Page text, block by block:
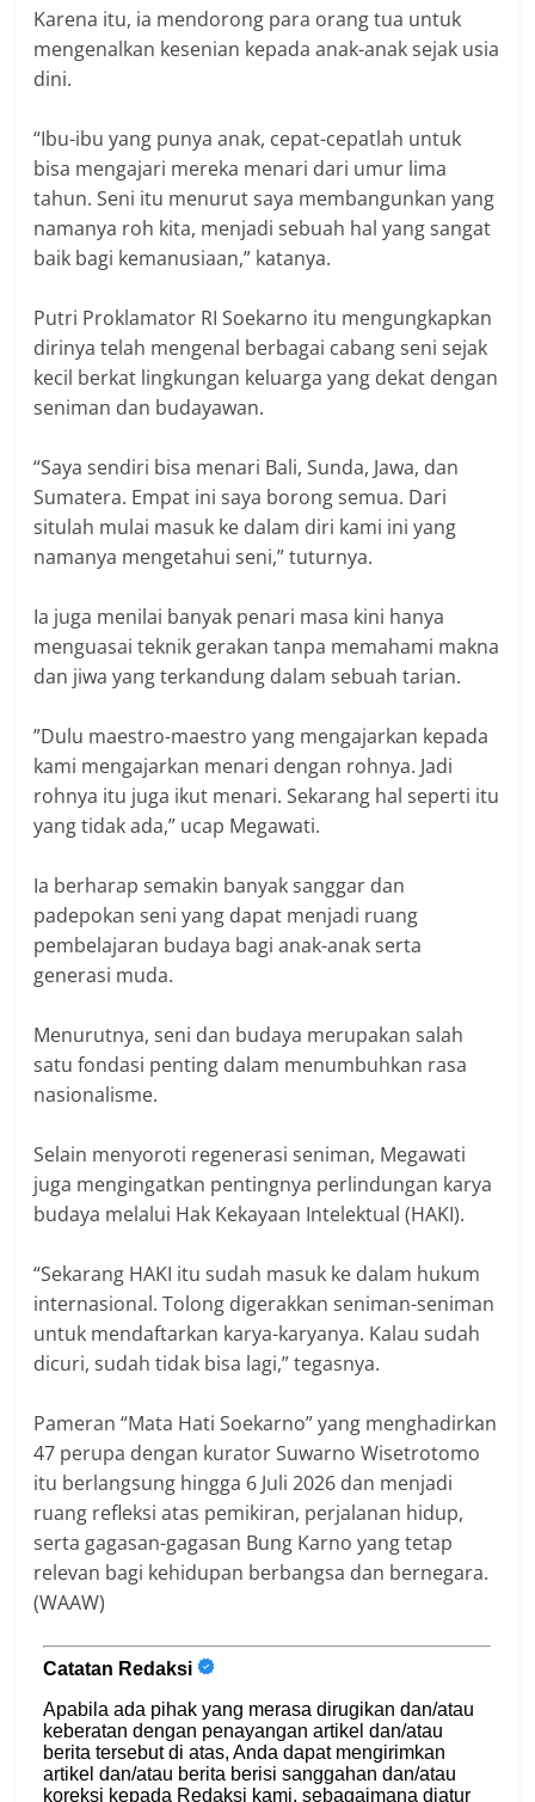
Karena itu, ia mendorong para orang tua untuk
mengenalkan kesenian kepada anak-anak sejak usia
dini.
“Ibu-ibu yang punya anak, cepat-cepatlah untuk
bisa mengajari mereka menari dari umur lima
tahun. Seni itu menurut saya membangunkan yang
namanya roh kita, menjadi sebuah hal yang sangat
baik bagi kemanusiaan,” katanya.
Putri Proklamator RI Soekarno itu mengungkapkan
dirinya telah mengenal berbagai cabang seni sejak
kecil berkat lingkungan keluarga yang dekat dengan
seniman dan budayawan.
“Saya sendiri bisa menari Bali, Sunda, Jawa, dan
Sumatera. Empat ini saya borong semua. Dari
situlah mulai masuk ke dalam diri kami ini yang
namanya mengetahui seni,” tuturnya.
Ia juga menilai banyak penari masa kini hanya
menguasai teknik gerakan tanpa memahami makna
dan jiwa yang terkandung dalam sebuah tarian.
‎”Dulu maestro-maestro yang mengajarkan kepada
kami mengajarkan menari dengan rohnya. Jadi
rohnya itu juga ikut menari. Sekarang hal seperti itu
yang tidak ada,” ucap Megawati.
Ia berharap semakin banyak sanggar dan
padepokan seni yang dapat menjadi ruang
pembelajaran budaya bagi anak-anak serta
generasi muda.
Menurutnya, seni dan budaya merupakan salah
satu fondasi penting dalam menumbuhkan rasa
nasionalisme.
Selain menyoroti regenerasi seniman, Megawati
juga mengingatkan pentingnya perlindungan karya
budaya melalui Hak Kekayaan Intelektual (HAKI).
“Sekarang HAKI itu sudah masuk ke dalam hukum
internasional. Tolong digerakkan seniman-seniman
untuk mendaftarkan karya-karyanya. Kalau sudah
dicuri, sudah tidak bisa lagi,” tegasnya.
Pameran “Mata Hati Soekarno” yang menghadirkan
47 perupa dengan kurator Suwarno Wisetrotomo
itu berlangsung hingga 6 Juli 2026 dan menjadi
ruang refleksi atas pemikiran, perjalanan hidup,
serta gagasan-gagasan Bung Karno yang tetap
relevan bagi kehidupan berbangsa dan bernegara.
(WAAW)